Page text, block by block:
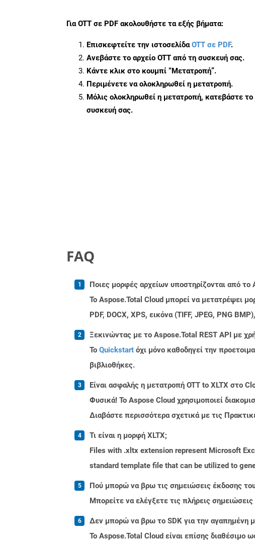
ΓιαOTT σε PDF ακολουθήστε τα εξής βήματα:
Επισκεφτείτε την ιστοσελίδαOTT σε PDF.
Ανεβάστε το αρχείο OTT από τη συσκευή σας.
Κάντε κλικ στο κουμπί “Μετατροπή”.
Περιμένετε να ολοκληρωθεί η μετατροπή.
Μόλις ολοκληρωθεί η μετατροπή, κατεβάστε το
συσκευή σας.
FAQ
Ποιες μορφές αρχείων υποστηρίζονται από το
Το Aspose.Total Cloud μπορεί να μετατρέψει
PDF, DOCX, XPS, εικόνα (TIFF, JPEG, PNG
Ξεκινώντας με το Aspose.Total REST API με
Το Quickstart όχι μόνο καθοδηγεί την
βιβλιοθήκες.
Είναι ασφαλής η μετατροπή OTT to XLTX στο
Φυσικά! Το Aspose Cloud χρησιμοποιεί
Διαβάστε περισσότερα σχετικά με τις
Τι είναι η μορφή XLTX;
Files with .xltx extension represent Microsoft
standard template file that can be utilized to
Πού μπορώ να βρω τις σημειώσεις έκδοσης
Μπορείτε να ελέγξετε τις πλήρεις
Δεν μπορώ να βρω το SDK για την αγαπημένη
Το Aspose.Total Cloud είναι επίσης